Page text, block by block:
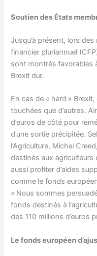
Soutien des États
Jusqu’à présent, lors
financier pluriannuel
sont montrés favorables
Brexit dur.
En cas de « hard »
touchées que d’autres.
d’euros de côté pour
d’une sortie précipitée.
l’Agriculture, Michel
destinés aux agriculteurs
aussi profiter d’aides
comme le fonds
« Nous sommes
fonds destinés à
des 110 millions d’euros
Le fonds européen